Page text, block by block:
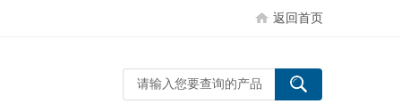
返回首页